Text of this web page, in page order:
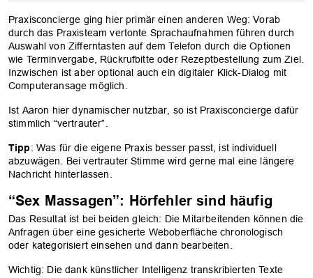
Praxisconcierge ging hier primär einen anderen Weg: Vorab
durch das Praxisteam vertonte Sprachaufnahmen führen durch
Auswahl von Zifferntasten auf dem Telefon durch die Optionen
wie Terminvergabe, Rückrufbitte oder Rezeptbestellung zum Ziel.
Inzwischen ist aber optional auch ein digitaler Klick-Dialog mit
Computeransage möglich.
Ist Aaron hier dynamischer nutzbar, so ist Praxisconcierge dafür
stimmlich “vertrauter”.
Tipp: Was für die eigene Praxis besser passt, ist individuell
abzuwägen. Bei vertrauter Stimme wird gerne mal eine längere
Nachricht hinterlassen.
“Sex Massagen”: Hörfehler sind häufig
Das Resultat ist bei beiden gleich: Die Mitarbeitenden können die
Anfragen über eine gesicherte Weboberfläche chronologisch
oder kategorisiert einsehen und dann bearbeiten.
Wichtig: Die dank künstlicher Intelligenz transkribierten Texte